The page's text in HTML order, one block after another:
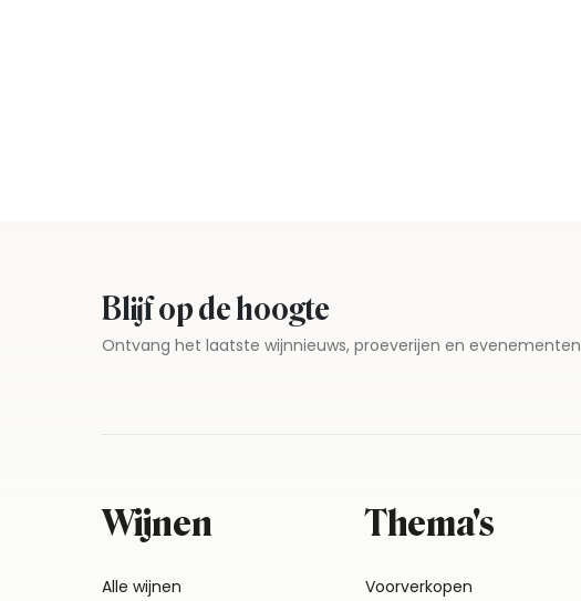
Blijf op de hoogte
Ontvang het laatste wijnnieuws, proeverijen en evenementen
Wijnen
Alle wijnen
Thema's
Voorverkopen